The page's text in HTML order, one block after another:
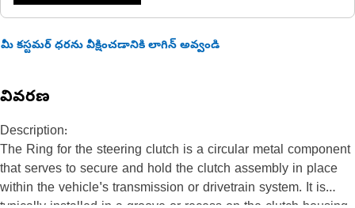
మీ కస్టమర్ ధరను వీక్షించడానికి లాగిన్ అవ్వండి
వివరణ
Description:
The Ring for the steering clutch is a circular metal component
that serves to secure and hold the clutch assembly in place
within the vehicle's transmission or drivetrain system. It is